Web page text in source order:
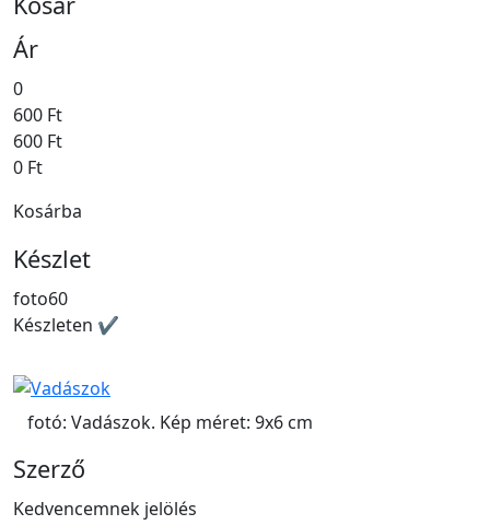
Ár
0
600 Ft
600 Ft
0 Ft
Kosárba
Készlet
foto60
Készleten ✔
fotó: Vadászok. Kép méret: 9x6 cm
Szerző
Kedvencemnek jelölés